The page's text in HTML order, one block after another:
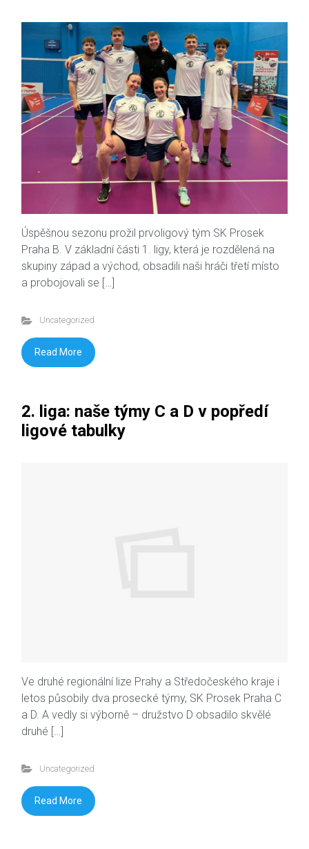
Úspěšnou sezonu prožil prvoligový tým SK Prosek
Praha B. V základní části 1. ligy, která je rozdělená na
skupiny západ a východ, obsadili naši hráči třetí místo
a probojovali se […]
Uncategorized
Read More
2. liga: naše týmy C a D v popředí
ligové tabulky
Ve druhé regionální lize Prahy a Středočeského kraje i
letos působily dva prosecké týmy, SK Prosek Praha C
a D. A vedly si výborně – družstvo D obsadilo skvělé
druhé […]
Uncategorized
Read More